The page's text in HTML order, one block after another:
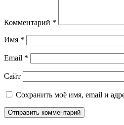
Комментарий *
Имя *
Email *
Сайт
Сохранить моё имя, email и